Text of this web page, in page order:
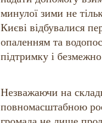
минулої зими не
Києві відбувалися
опаленням та
підтримку і
Незважаючи на
повномасштабною